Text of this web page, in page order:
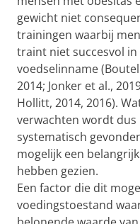
gewicht niet
trainingen waarbij
traint niet succesvol
voedselinname
2014; Jonker et al.,
Hollitt, 2014, 2016).
verwachten wordt
systematisch
mogelijk een
hebben gezien.
Een factor die dit
voedingstoestand